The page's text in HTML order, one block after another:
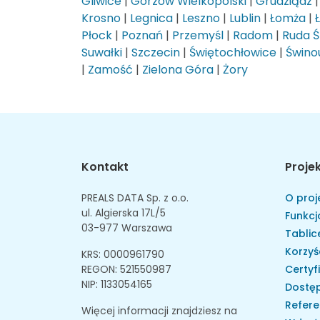
Krosno | Legnica | Leszno | Lublin | Łomża |
Płock | Poznań | Przemyśl | Radom | Ruda
Suwałki | Szczecin | Świętochłowice |
| Zamość | Zielona Góra | Żory
Kontakt
PREALS DATA Sp. z o.o.
ul. Algierska 17L/5
03-977 Warszawa
KRS: 0000961790
REGON: 521550987
NIP: 1133054165
Więcej informacji znajdziesz na
O